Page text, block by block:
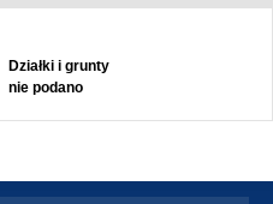
Działki i grunty
nie podano